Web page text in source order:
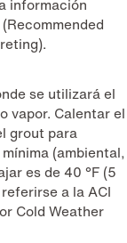
información
se utilizará el
vapor. Calentar el
grout para
(ambiental,
es de 40 °F (5
a la ACI
Cold Weather